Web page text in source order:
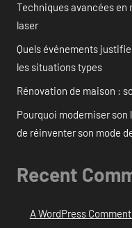
Techniques avancées en
laser
Quels événements
les situations types
Rénovation de maison :
Pourquoi moderniser
de réinventer son mode
Recent
A WordPress